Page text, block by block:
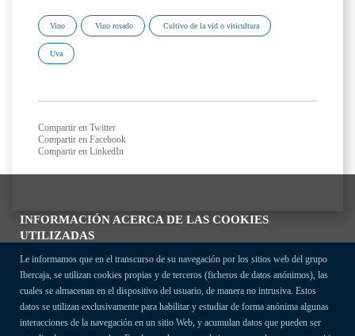
INFORMACIÓN ACERCA DE LAS COOKIES
UTILIZADAS
Le informamos que en el transcurso de su navegación por los sitios web del grupo
Ibercaja, se utilizan cookies propias y de terceros (ficheros de datos anónimos), las
cuales se almacenan en el dispositivo del usuario, de manera no intrusiva. Estos
datos se utilizan exclusivamente para habilitar y estudiar de forma anónima algunas
interacciones de la navegación en un sitio Web, y acumulan datos que pueden ser
Vino Vino rosado Cultivo de la vid o viticultura
Uva
Compartir en Twitter
Compartir en Facebook
Compartir en LinkedIn